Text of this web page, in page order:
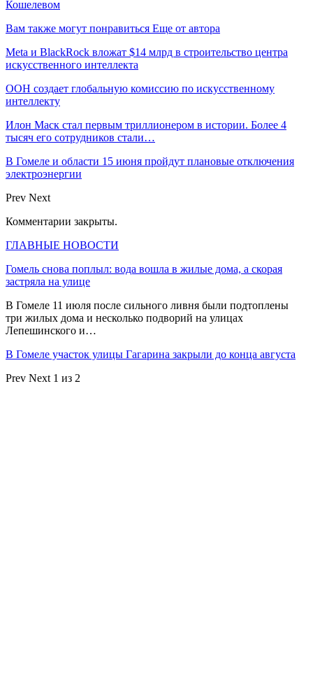
Кошелевом
Вам также могут понравиться Еще от автора
Meta и BlackRock вложат $14 млрд в строительство центра
искусственного интеллекта
ООН создает глобальную комиссию по искусственному
интеллекту
Илон Маск стал первым триллионером в истории. Более 4
тысяч его сотрудников стали…
В Гомеле и области 15 июня пройдут плановые отключения
электроэнергии
Prev Next
Комментарии закрыты.
ГЛАВНЫЕ НОВОСТИ
Гомель снова поплыл: вода вошла в жилые дома, а скорая
застряла на улице
В Гомеле 11 июля после сильного ливня были подтоплены
три жилых дома и несколько подворий на улицах
Лепешинского и…
В Гомеле участок улицы Гагарина закрыли до конца августа
Prev Next 1 из 2